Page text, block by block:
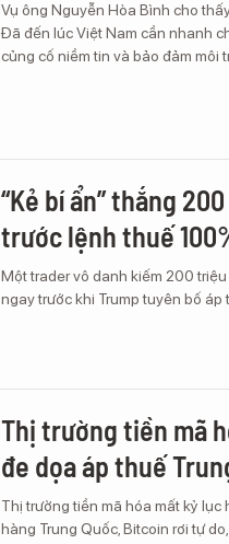
Vụ ông Nguyễn Hòa Bình cho
Đã đến lúc Việt Nam cần nhanh
củng cố niềm tin và bảo đảm môi
“Kẻ bí ẩn” thắng
trước lệnh thuế
Một trader vô danh kiếm 200
ngay trước khi Trump tuyên bố áp
Thị trường tiền mã
đe dọa áp thuế
Thị trường tiền mã hóa mất kỷ lục
hàng Trung Quốc, Bitcoin rơi tự